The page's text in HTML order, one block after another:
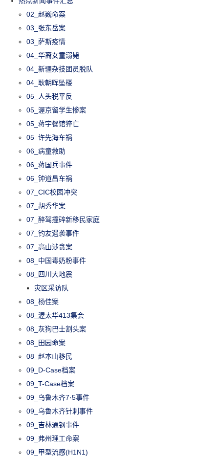
02_赵巍命案
03_张东岳案
03_萨斯疫情
04_华裔女童溺毙
04_新疆杂技团员脱队
04_耿朝晖坠楼
05_人头税平反
05_渥京留学生惨案
05_蒋宇餐馆猝亡
05_许先海车祸
06_病童救助
06_蒋国兵事件
06_钟道昌车祸
07_CIC校园冲突
07_胡秀华案
07_醉驾撞碎新移民家庭
07_钓友遇袭事件
07_高山涉贪案
08_中国毒奶粉事件
08_四川大地震
灾区采访队
08_杨佳案
08_渥太华413集会
08_灰狗巴士割头案
08_田园命案
08_赵本山移民
09_D-Case档案
09_T-Case档案
09_乌鲁木齐7·5事件
09_乌鲁木齐针刺事件
09_吉林通钢事件
09_弗州理工命案
09_甲型流感(H1N1)